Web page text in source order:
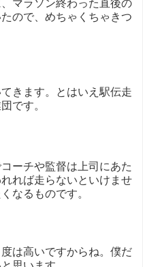
マラソン終わった直後の
ので、めちゃくちゃきつ
きます。とはいえ駅伝走
です。
ーチや監督は上司にあた
れば走らないといけませ
なるものです。
は高いですからね。僕だ